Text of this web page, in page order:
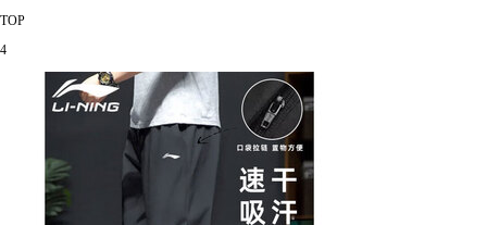
TOP
4